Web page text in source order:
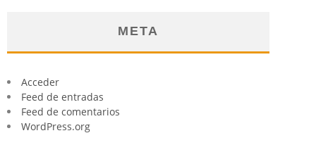
META
Acceder
Feed de entradas
Feed de comentarios
WordPress.org